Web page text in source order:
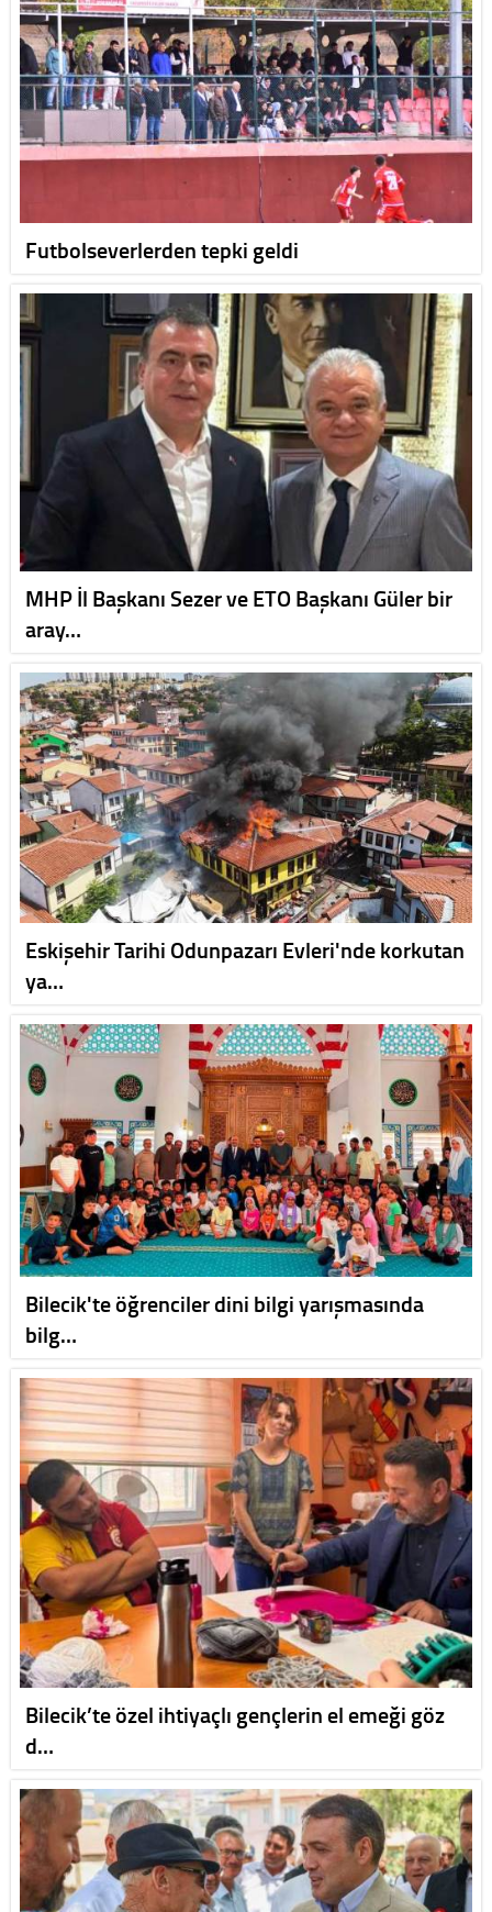
Futbolseverlerden tepki geldi
MHP İl Başkanı Sezer ve ETO Başkanı Güler bir
aray…
Eskişehir Tarihi Odunpazarı Evleri'nde korkutan
ya…
Bilecik'te öğrenciler dini bilgi yarışmasında
bilg…
Bilecik’te özel ihtiyaçlı gençlerin el emeği göz
d…